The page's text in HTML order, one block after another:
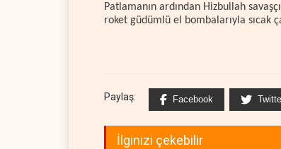
Patlamanın ardından Hizbullah
roket güdümlü el bombalarıyla sıcak
Paylaş: Facebook
İlginizi çekebilir